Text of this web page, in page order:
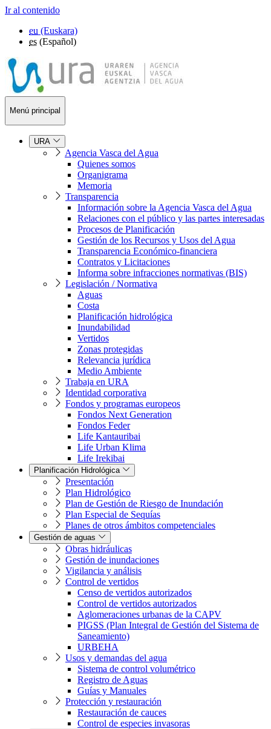
Ir al contenido
eu (Euskara)
es (Español)
Menú principal
URA
Agencia Vasca del Agua
Quienes somos
Organigrama
Memoria
Transparencia
Información sobre la Agencia Vasca del Agua
Relaciones con el público y las partes interesadas
Procesos de Planificación
Gestión de los Recursos y Usos del Agua
Transparencia Económico-financiera
Contratos y Licitaciones
Informa sobre infracciones normativas (BIS)
Legislación / Normativa
Aguas
Costa
Planificación hidrológica
Inundabilidad
Vertidos
Zonas protegidas
Relevancia jurídica
Medio Ambiente
Trabaja en URA
Identidad corporativa
Fondos y programas europeos
Fondos Next Generation
Fondos Feder
Life Kantauribai
Life Urban Klima
Life Irekibai
Planificación Hidrológica
Presentación
Plan Hidrológico
Plan de Gestión de Riesgo de Inundación
Plan Especial de Sequías
Planes de otros ámbitos competenciales
Gestión de aguas
Obras hidráulicas
Gestión de inundaciones
Vigilancia y análisis
Control de vertidos
Censo de vertidos autorizados
Control de vertidos autorizados
Aglomeraciones urbanas de la CAPV
PIGSS (Plan Integral de Gestión del Sistema de
Saneamiento)
URBEHA
Usos y demandas del agua
Sistema de control volumétrico
Registro de Aguas
Guías y Manuales
Protección y restauración
Restauración de cauces
Control de especies invasoras